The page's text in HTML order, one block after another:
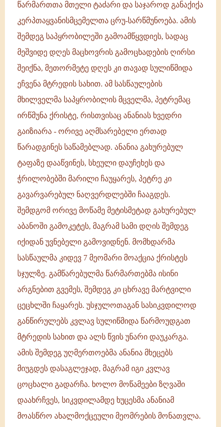
წარმართთა მთელი ტაძარი და საჯაროდ განაქიქა
კერპთაყვანისმცემელთა ცრუ-სარწმუნოება. ამის
შემდეგ საპყრობილეში გამოამწყვდიეს, სადაც
მეშვიდე დღეს მაცხოვრის გამოცხადების ღირსი
შეიქნა, მეთორმეტე დღეს კი თავად სულიწმიდა
ეჩვენა მტრედის სახით. ამ სასწაულების
მხილველმა საპყრობილის მცველმა, პეტრემაც
ირწმუნა ქრისტე, რისთვისაც ანანიას ხვედრი
გაიზიარა - ორივე აღმსარებელი ერთად
წარადგინეს საწამებლად. ანანია გახურებულ
ტაფაზე დააწვინეს, სხეული დაუჩეხეს და
ჭრილობებში მარილი ჩაუყარეს, პეტრე კი
გავარვარებულ ნაღვერდლებში ჩააგდეს.
შემდგომ ორივე მოწამე მეტისმეტად გახურებულ
აბანოში გამოკეტეს, მაგრამ სამი დღის შემდეგ
იქიდან უვნებელი გამოვიდნენ. მომხდარმა
სასწაულმა კიდევ 7 მეომარი მოაქცია ქრისტეს
სჯულზე. გამწარებულმა წარმართებმა ისინი
არგნებით გვემეს, შემდეგ კი ცხრავე მარტვილი
ცეცხლში ჩაყარეს. უსჯულოთაგან სასიკვდილოდ
განწირულებს კვლავ სულიწმიდა წარმოუდგათ
მტრედის სახით და ალს წვის უნარი დაუკარგა.
ამის შემდეგ უღმერთოებმა ანანია მხეცებს
მიუგდეს დასაგლეჯად, მაგრამ იგი კვლავ
ცოცხალი გადარჩა. ხოლო მოწამეები ზღვაში
დაახრჩვეს, სიკვდილამდე ხუცესმა ანანიამ
მოასწრო ახალმოქცეული მეომრების მონათვლა.